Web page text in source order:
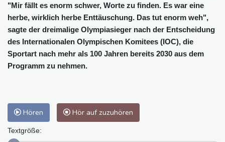
"Mir fällt es enorm schwer, Worte zu finden. Es war eine
herbe, wirklich herbe Enttäuschung. Das tut enorm weh",
sagte der dreimalige Olympiasieger nach der Entscheidung
des Internationalen Olympischen Komitees (IOC), die
Sportart nach mehr als 100 Jahren bereits 2030 aus dem
Programm zu nehmen.
Hören Hör auf zuzuhören
Textgröße: